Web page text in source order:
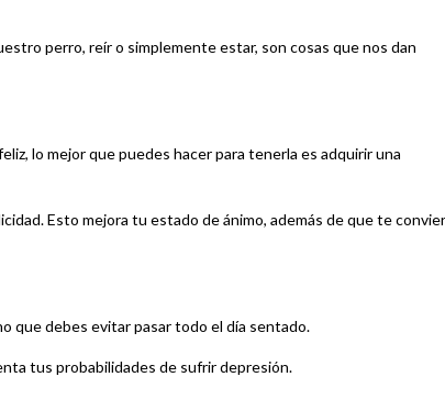
perro, reír o simplemente estar, son cosas que nos dan
lo mejor que puedes hacer para tenerla es adquirir una
Esto mejora tu estado de ánimo, además de que te
que debes evitar pasar todo el día sentado.
tus probabilidades de sufrir depresión.